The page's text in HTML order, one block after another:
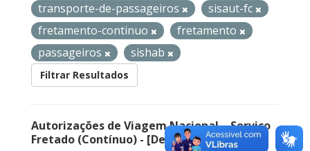
transporte-de-passageiros
sisaut-fc
fretamento-continuo
fretamento
passageiros
sishab
Filtrar Resultados
Autorizações de Viagem Nacional – Serviço
Fretado (Contínuo) - [Descontinuado]